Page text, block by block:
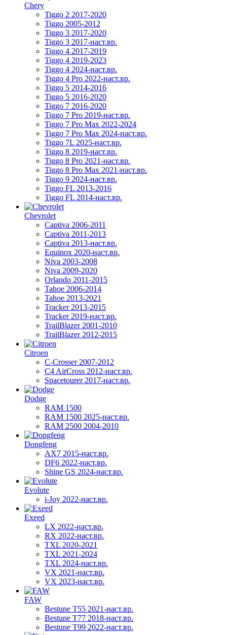
Chery
Tiggo 2 2017-2020
Tiggo 2005-2012
Tiggo 3 2017-2020
Tiggo 3 2017-наст.вр.
Tiggo 4 2017-2019
Tiggo 4 2019-2023
Tiggo 4 2024-наст.вр.
Tiggo 4 Pro 2022-наст.вр.
Tiggo 5 2014-2016
Tiggo 5 2016-2020
Tiggo 7 2016-2020
Tiggo 7 Pro 2019-наст.вр.
Tiggo 7 Pro Max 2022-2024
Tiggo 7 Pro Max 2024-наст.вр.
Tiggo 7L 2025-наст.вр.
Tiggo 8 2019-наст.вр.
Tiggo 8 Pro 2021-наст.вр.
Tiggo 8 Pro Max 2021-наст.вр.
Tiggo 9 2024-наст.вр.
Tiggo FL 2013-2016
Tiggo FL 2014-наст.вр.
Chevrolet
Captiva 2006-2011
Captiva 2011-2013
Captiva 2013-наст.вр.
Equinox 2020-наст.вр.
Niva 2003-2008
Niva 2009-2020
Orlando 2011-2015
Tahoe 2006-2014
Tahoe 2013-2021
Tracker 2013-2015
Tracker 2019-наст.вр.
TrailBlazer 2001-2010
TrailBlazer 2012-2015
Citroen
C-Crosser 2007-2012
C4 AirCross 2012-наст.вр.
Spacetourer 2017-наст.вр.
Dodge
RAM 1500
RAM 1500 2025-наст.вр.
RAM 2500 2004-2010
Dongfeng
AX7 2015-наст.вр.
DF6 2022-наст.вр.
Shine GS 2024-наст.вр.
Evolute
i-Joy 2022-наст.вр.
Exeed
LX 2022-наст.вр.
RX 2022-наст.вр.
TXL 2020-2021
TXL 2021-2024
TXL 2024-наст.вр.
VX 2021-наст.вр.
VX 2023-наст.вр.
FAW
Bestune T55 2021-наст.вр.
Bestune T77 2018-наст.вр.
Bestune T99 2022-наст.вр.